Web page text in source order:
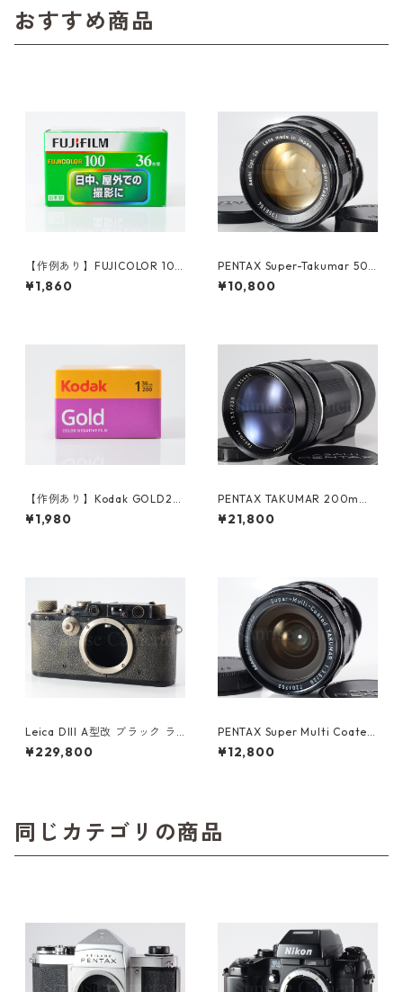
おすすめ商品
【作例あり】FUJICOLOR 100
36枚撮り 35mmカラーネガフ
ィルム 富士フイルム フジカラ
¥1,860
PENTAX Super-Takumar 50
mm F1.4 M42 整備済 ペンタ
ックス 人気オールドレンズ (6
¥10,800
【作例あり】Kodak GOLD20
0 35mmカラーネガフィルム
36枚撮り (K012)
¥1,980
PENTAX TAKUMAR 200mm
F3.5 M42 ペンタックス (6133
0)
¥21,800
Leica DIII A型改 ブラック ラ
イカ (61478)
¥229,800
PENTAX Super Multi Coated
TAKUMAR 28mm F3.5 M42
ペンタックス (61481)
¥12,800
同じカテゴリの商品